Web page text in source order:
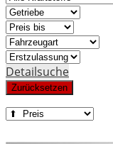
Detailsuche
Zurücksetzen